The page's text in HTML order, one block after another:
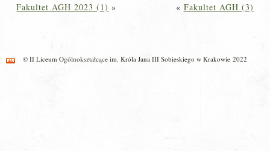
Fakultet AGH 2023 (1) » « Fakultet AGH (3)
© II Liceum Ogólnokształcące im. Króla Jana III Sobieskiego w Krakowie 2022